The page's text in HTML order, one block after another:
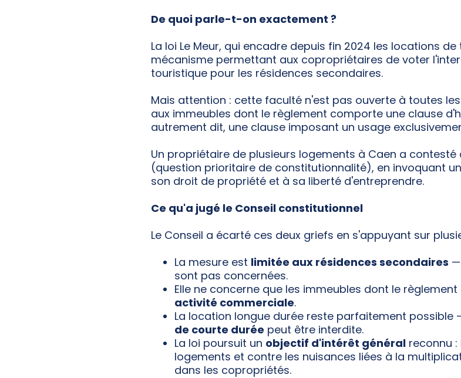
De quoi parle-t-on exactement ?
La loi Le Meur, qui encadre depuis fin 2024 les locations
mécanisme permettant aux copropriétaires de voter
touristique pour les résidences secondaires.
Mais attention : cette faculté n'est pas ouverte à toutes
aux immeubles dont le règlement comporte une clause
autrement dit, une clause imposant un usage
Un propriétaire de plusieurs logements à Caen a contesté
(question prioritaire de constitutionnalité), en invoquant
son droit de propriété et à sa liberté d'entreprendre.
Ce qu'a jugé le Conseil constitutionnel
Le Conseil a écarté ces deux griefs en s'appuyant sur
La mesure est limitée aux résidences secondaires
sont pas concernées.
Elle ne concerne que les immeubles dont le
activité commerciale.
La location longue durée reste parfaitement possible
de courte durée peut être interdite.
La loi poursuit un objectif d'intérêt généralreconnu :
logements et contre les nuisances liées à la
dans les copropriétés.